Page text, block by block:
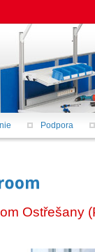
Ostřešany
Podpora